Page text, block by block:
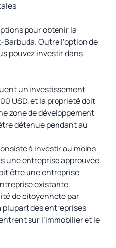
pour obtenir la
Outre l’option de
pouvez investir dans
un investissement
USD, et la propriété doit
zone de développement
détenue pendant au
à investir au moins
une entreprise approuvée.
être une entreprise
existante
de citoyenneté par
plupart des entreprises
sur l’immobilier et le